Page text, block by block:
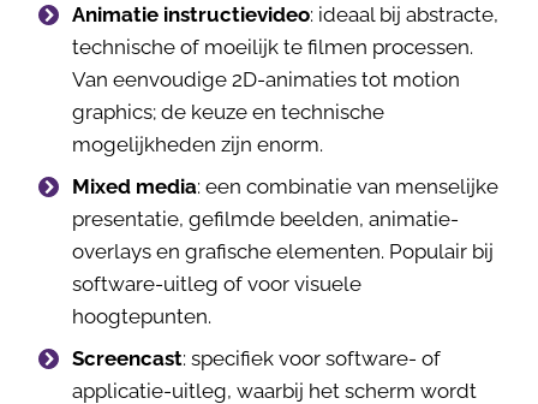
Animatie instructievideo: ideaal bij abstracte,
technische of moeilijk te filmen processen.
Van eenvoudige 2D-animaties tot motion
graphics; de keuze en technische
mogelijkheden zijn enorm.
Mixed media: een combinatie van menselijke
presentatie, gefilmde beelden, animatie-
overlays en grafische elementen. Populair bij
software-uitleg of voor visuele
hoogtepunten.
Screencast: specifiek voor software- of
applicatie-uitleg, waarbij het scherm wordt